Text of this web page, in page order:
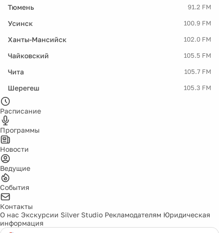
Тюмень 91.2 FM
Усинск 100.9 FM
Ханты-Мансийск 102.0 FM
Чайковский 105.5 FM
Чита 105.7 FM
Шерегеш 105.3 FM
Расписание
Программы
Новости
Ведущие
События
Контакты
О нас Экскурсии Silver Studio Рекламодателям Юридическая
информация